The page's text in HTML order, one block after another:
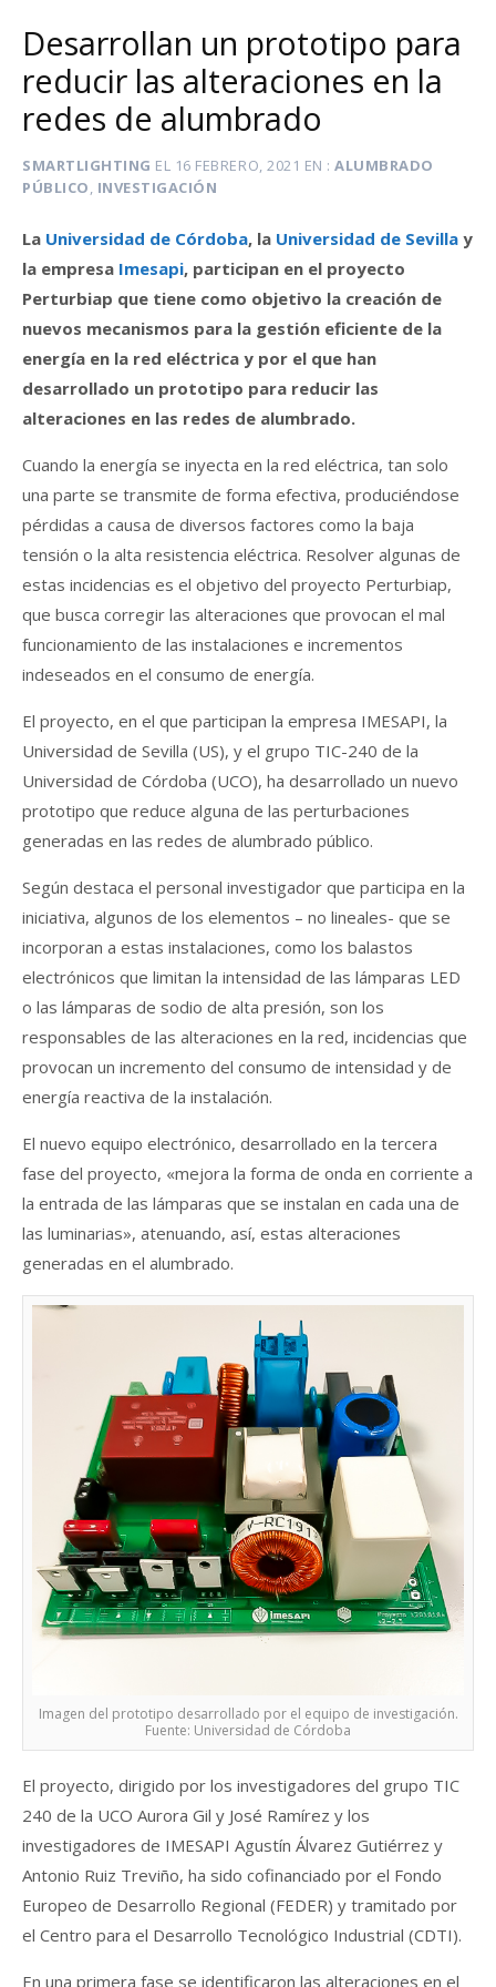
Desarrollan un prototipo para
reducir las alteraciones en la
redes de alumbrado
SMARTLIGHTING EL 16 FEBRERO, 2021 EN
ALUMBRADO
PÚBLICO, INVESTIGACIÓN
La Universidad de Córdoba, la Universidad de Sevilla y
la empresa Imesapi, participan en el proyecto
Perturbiap que tiene como objetivo la creación de
nuevos mecanismos para la gestión eficiente de la
energía en la red eléctrica y por el que han
desarrollado un prototipo para reducir las
alteraciones en las redes de alumbrado.
Cuando la energía se inyecta en la red eléctrica, tan solo
una parte se transmite de forma efectiva, produciéndose
pérdidas a causa de diversos factores como la baja
tensión o la alta resistencia eléctrica. Resolver algunas de
estas incidencias es el objetivo del proyecto Perturbiap,
que busca corregir las alteraciones que provocan el mal
funcionamiento de las instalaciones e incrementos
indeseados en el consumo de energía.
El proyecto, en el que participan la empresa IMESAPI, la
Universidad de Sevilla (US), y el grupo TIC-240 de la
Universidad de Córdoba (UCO), ha desarrollado un nuevo
prototipo que reduce alguna de las perturbaciones
generadas en las redes de alumbrado público.
Según destaca el personal investigador que participa en la
iniciativa, algunos de los elementos – no lineales- que se
incorporan a estas instalaciones, como los balastos
electrónicos que limitan la intensidad de las lámparas LED
o las lámparas de sodio de alta presión, son los
responsables de las alteraciones en la red, incidencias que
provocan un incremento del consumo de intensidad y de
energía reactiva de la instalación.
El nuevo equipo electrónico, desarrollado en la tercera
fase del proyecto, «mejora la forma de onda en corriente a
la entrada de las lámparas que se instalan en cada una de
las luminarias», atenuando, así, estas alteraciones
generadas en el alumbrado.
Imagen del prototipo desarrollado por el equipo de investigación.
Fuente: Universidad de Córdoba
El proyecto, dirigido por los investigadores del grupo TIC
240 de la UCO Aurora Gil y José Ramírez y los
investigadores de IMESAPI Agustín Álvarez Gutiérrez y
Antonio Ruiz Treviño, ha sido cofinanciado por el Fondo
Europeo de Desarrollo Regional (FEDER) y tramitado por
el Centro para el Desarrollo Tecnológico Industrial (CDTI).
En una primera fase se identificaron las alteraciones en el